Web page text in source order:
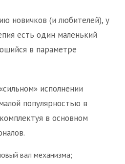
новичков (и любителей), у
есть один маленький
в параметре
исполнении
популярностью в
в основном
вал механизма;